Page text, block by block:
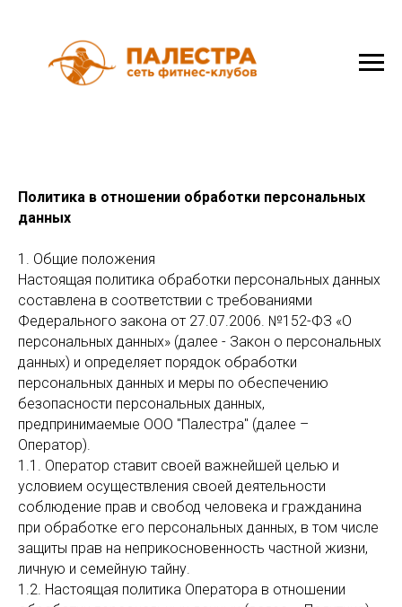
Политика в отношении обработки персональных
данных
1. Общие положения
Настоящая политика обработки персональных данных
составлена в соответствии с требованиями
Федерального закона от 27.07.2006. №152-ФЗ «О
персональных данных» (далее - Закон о персональных
данных) и определяет порядок обработки
персональных данных и меры по обеспечению
безопасности персональных данных,
предпринимаемые ООО "Палестра" (далее –
Оператор).
1.1. Оператор ставит своей важнейшей целью и
условием осуществления своей деятельности
соблюдение прав и свобод человека и гражданина
при обработке его персональных данных, в том числе
защиты прав на неприкосновенность частной жизни,
личную и семейную тайну.
1.2. Настоящая политика Оператора в отношении